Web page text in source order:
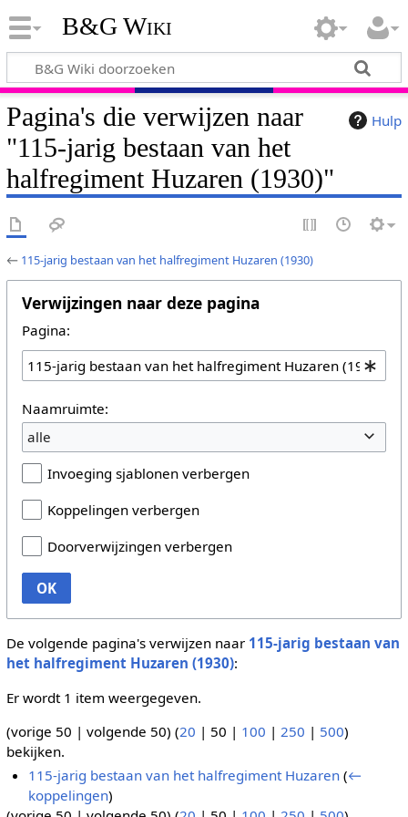
B&G Wiki
Hulp
Pagina's die verwijzen naar
"115-jarig bestaan van het
halfregiment Huzaren (1930)"
← 115-jarig bestaan van het halfregiment Huzaren (1930)
Verwijzingen naar deze pagina
Pagina:
Naamruimte:
alle
Invoeging sjablonen verbergen
Koppelingen verbergen
Doorverwijzingen verbergen
OK
De volgende pagina's verwijzen naar 115-jarig bestaan van
het halfregiment Huzaren (1930):
Er wordt 1 item weergegeven.
(vorige 50 | volgende 50) (20 | 50 | 100 | 250 | 500)
bekijken.
115-jarig bestaan van het halfregiment Huzaren (←
koppelingen)